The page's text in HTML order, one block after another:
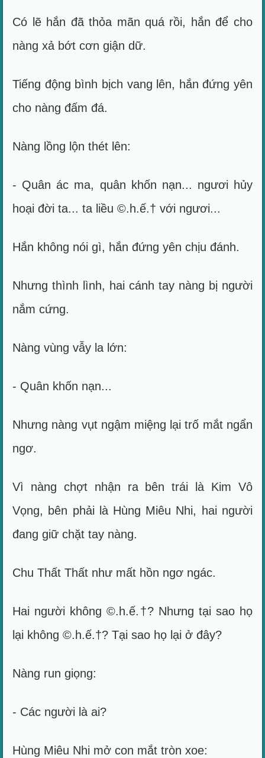
Có lẽ hắn đã thỏa mãn quá rồi, hắn để cho
nàng xả bớt cơn giận dữ.
Tiếng động bình bịch vang lên, hắn đứng yên
cho nàng đấm đá.
Nàng lồng lộn thét lên:
- Quân ác ma, quân khốn nạn... ngươi hủy
hoại đời ta... ta liều ©.h.ế.† với ngươi...
Hắn không nói gì, hắn đứng yên chịu đánh.
Nhưng thình lình, hai cánh tay nàng bị người
nắm cứng.
Nàng vùng vẫy la lớn:
- Quân khốn nạn...
Nhưng nàng vụt ngậm miệng lại trố mắt ngẩn
ngơ.
Vì nàng chợt nhận ra bên trái là Kim Vô
Vọng, bên phải là Hùng Miêu Nhi, hai người
đang giữ chặt tay nàng.
Chu Thất Thất như mất hồn ngơ ngác.
Hai người không ©.h.ế.†? Nhưng tại sao họ
lại không ©.h.ế.†? Tại sao họ lại ở đây?
Nàng run giọng:
- Các người là ai?
Hùng Miêu Nhi mở con mắt tròn xoe: